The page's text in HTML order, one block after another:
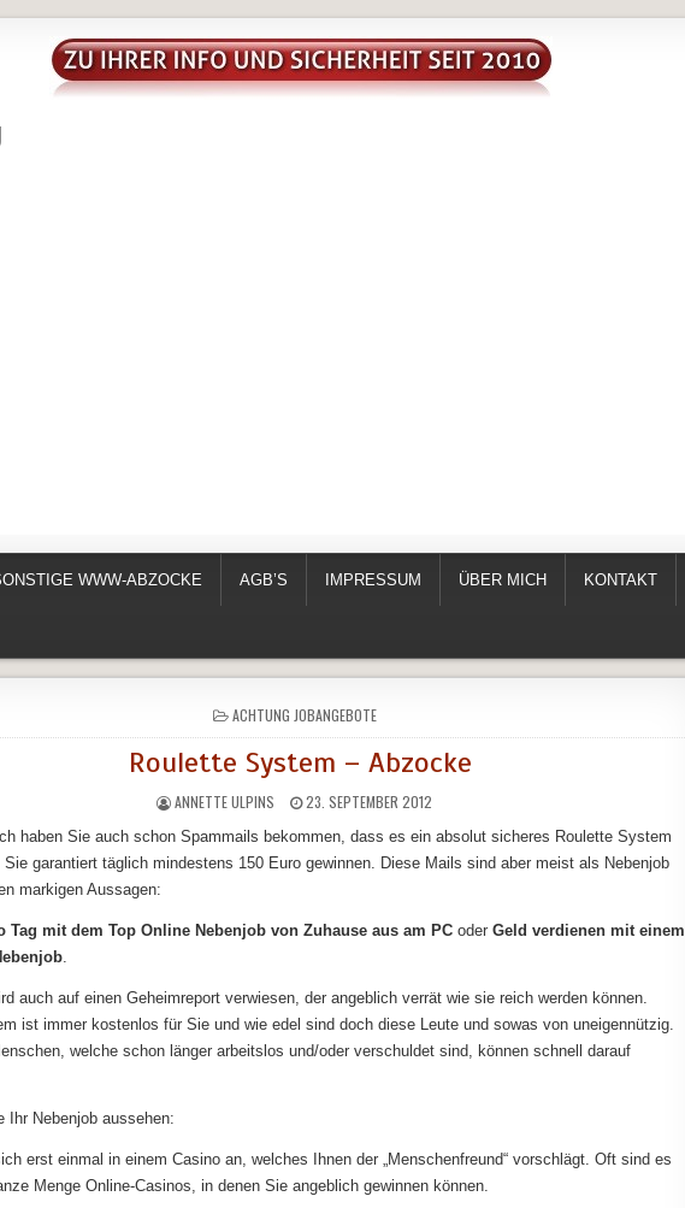
WWW-ABZOCKE AGB’S IMPRESSUM ÜBER MICH KONTAKT
POSTED
IN
ACHTUNG JOBANGEBOTE
Roulette System – Abzocke
ANNETTE ULPINS 23. SEPTEMBER 2012
haben Sie auch schon Spammails bekommen, dass es ein absolut sicheres Roulette System
garantiert täglich mindestens 150 Euro gewinnen. Diese Mails sind aber meist als Nebenjob
markigen Aussagen:
Tag mit dem Top Online Nebenjob von Zuhause aus am PC oderGeld verdienen mit einem
.
auch auf einen Geheimreport verwiesen, der angeblich verrät wie sie reich werden können.
ist immer kostenlos für Sie und wie edel sind doch diese Leute und sowas von uneigennützig.
welche schon länger arbeitslos und/oder verschuldet sind, können schnell darauf
Ihr Nebenjob aussehen:
erst einmal in einem Casino an, welches Ihnen der „Menschenfreund“ vorschlägt. Oft sind es
Menge Online-Casinos, in denen Sie angeblich gewinnen können.